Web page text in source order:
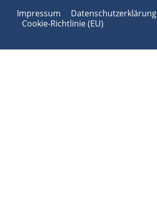
Impressum
Datenschutzerklärung
Cookie-Richtlinie (EU)